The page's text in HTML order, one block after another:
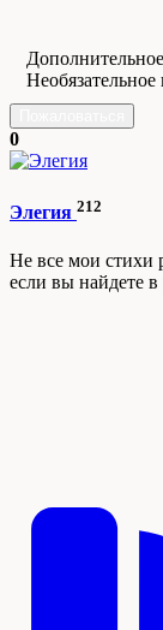
Необязательное
0
Элегия 212
Не все мои стихи
если вы найдете